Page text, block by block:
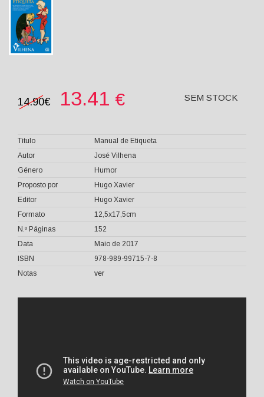
14.90€ 13.41 € SEM STOCK
Titulo
Manual de Etiqueta
Autor
José Vilhena
Género
Humor
Proposto por
Hugo Xavier
Editor
Hugo Xavier
Formato
12,5x17,5cm
N.º Páginas
152
Data
Maio de 2017
ISBN
978-989-99715-7-8
Notas
ver